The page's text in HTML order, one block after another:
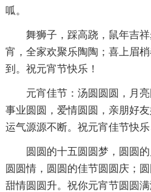
呱。
舞狮子，踩高跷，鼠年吉
宵，全家欢聚乐陶陶；喜上眉
到。祝元宵节快乐！
元宵佳节：汤圆圆圆，月
事业圆圆，爱情圆圆，亲朋好
运气源源不断。祝元宵佳节快乐
圆圆的十五圆圆梦，圆圆
圆圆情，圆圆的佳节圆圆庆；
甜情圆圆升。祝你元宵节圆圆满